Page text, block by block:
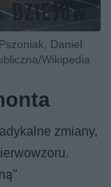
Daniel
Wikipedia
zmiany,